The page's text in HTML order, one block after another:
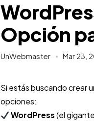
Opción
UnWebmaster Mar 23,
Si estás buscando crear
opciones:
WordPress(el